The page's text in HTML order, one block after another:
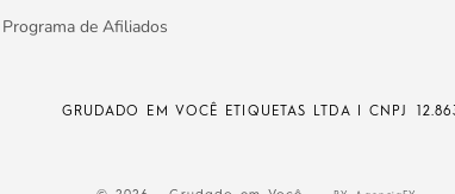
Programa de Afiliados
GRUDADO EM VOCÊ ETIQUETAS LTDA | CNPJ